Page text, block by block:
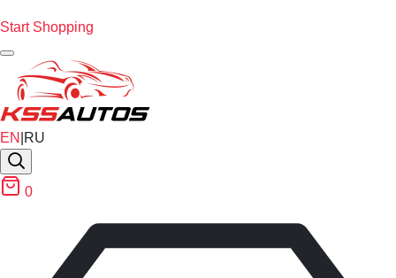
Start Shopping
EN RU
0